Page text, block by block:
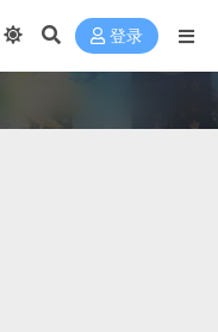
登录